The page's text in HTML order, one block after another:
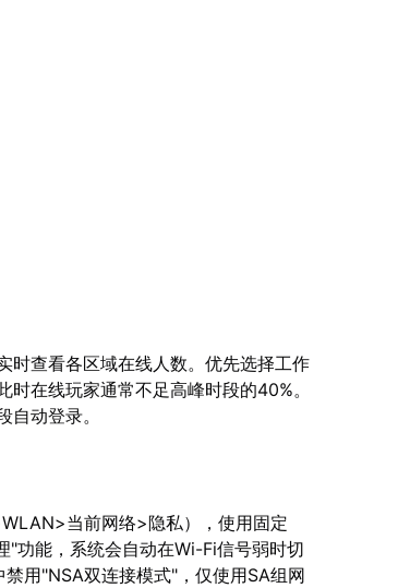
时查看各区域在线人数。优先选择工作
在线玩家通常不足高峰时段的40%。
动登录。
当前网络>隐私），使用固定
"功能，系统会自动在Wi-Fi信号弱时切
用"NSA双连接模式"，仅使用SA组网